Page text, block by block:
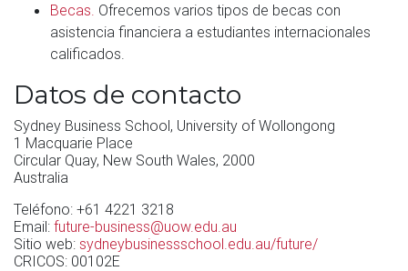
Becas. Ofrecemos varios tipos de becas con
asistencia financiera a estudiantes internacionales
calificados.
Datos de contacto
Sydney Business School, University of Wollongong
1 Macquarie Place
Circular Quay, New South Wales, 2000
Australia
Teléfono: +61 4221 3218
Email: future-business@uow.edu.au
Sitio web: sydneybusinessschool.edu.au/future/
CRICOS: 00102E